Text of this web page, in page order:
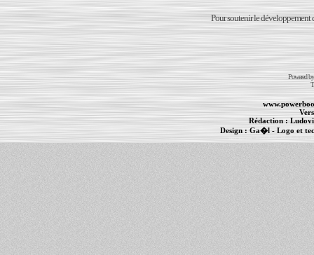
Pour soutenir le développement
Powered
Rédaction :
Design : Ga�l- Logo et